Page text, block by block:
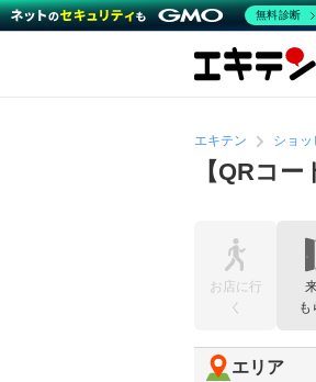
エキテン ショ
【QRコ
お店に行
く
も
エリア
無料診断